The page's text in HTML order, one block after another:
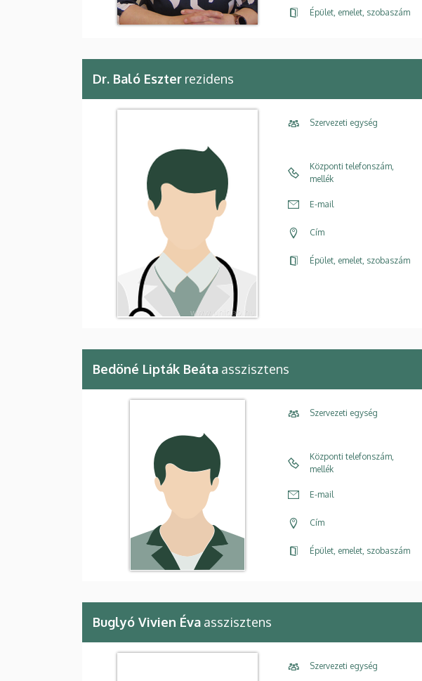
Épület, emelet, szobaszám
Dr. Baló Eszter rezidens
Szervezeti egység
Központi telefonszám,
mellék
E-mail
Cím
Épület, emelet, szobaszám
Bedöné Lipták Beáta asszisztens
Szervezeti egység
Központi telefonszám,
mellék
E-mail
Cím
Épület, emelet, szobaszám
Buglyó Vivien Éva asszisztens
Szervezeti egység